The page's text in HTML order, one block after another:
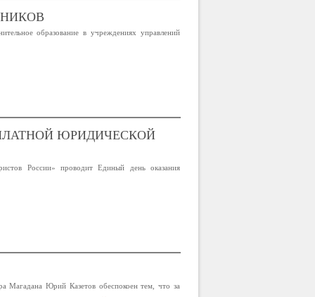
образование в учреждениях управлений
ЮРИДИЧЕСКОЙ
России» проводит Единый день оказания
Магадана Юрий Казетов обеспокоен тем, что за